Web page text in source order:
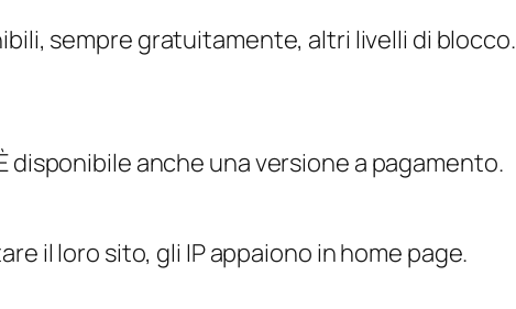
sempre gratuitamente, altri livelli di blocco.
disponibile anche una versione a pagamento.
il loro sito, gli IP appaiono in home page.